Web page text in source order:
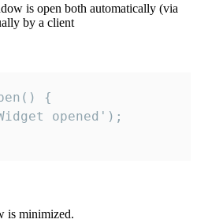
is open both automatically (via
by a client
{
opened');
is minimized.